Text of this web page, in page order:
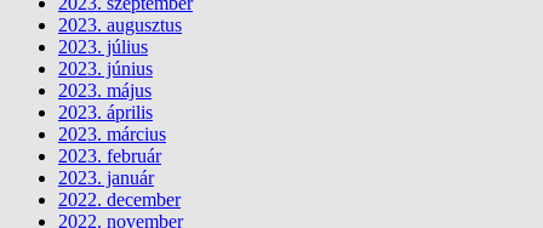
2023. augusztus
2023. július
2023. június
2023. május
2023. április
2023. március
2023. február
2023. január
2022. december
2022. november